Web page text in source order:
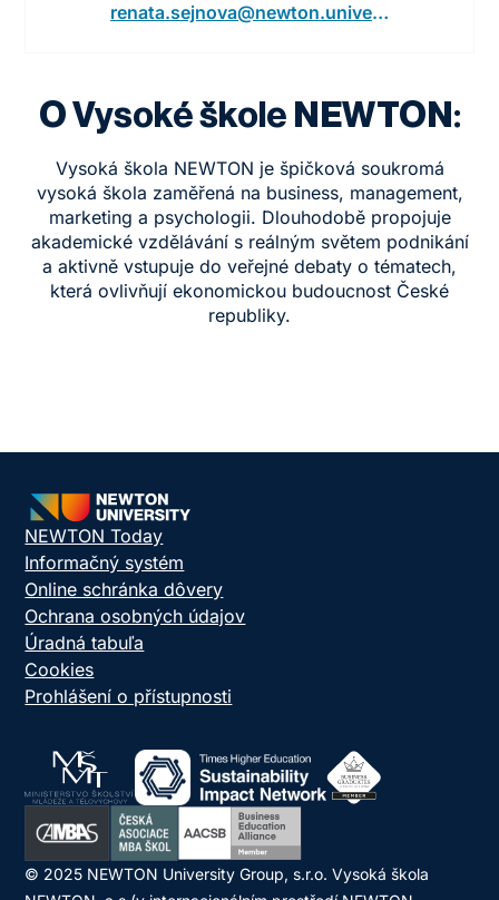
renata.sejnova@newton.university
O Vysoké škole NEWTON:
Vysoká škola NEWTON je špičková soukromá
vysoká škola zaměřená na business, management,
marketing a psychologii. Dlouhodobě propojuje
akademické vzdělávání s reálným světem podnikání
a aktivně vstupuje do veřejné debaty o tématech,
která ovlivňují ekonomickou budoucnost České
republiky.
NEWTON Today
Informačný systém
Online schránka dôvery
Ochrana osobných údajov
Úradná tabuľa
Cookies
Prohlášení o přístupnosti
© 2025 NEWTON University Group, s.r.o. Vysoká škola